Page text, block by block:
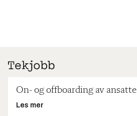
On- og offboarding av ansatte
Les mer